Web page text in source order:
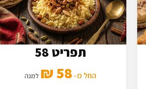
תפריט 58
החל מ-58 ₪ למנה